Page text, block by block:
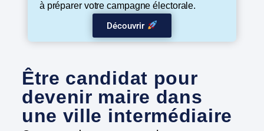
à préparer votre campagne électorale.
Découvrir
Être candidat pour
devenir maire dans
une ville intermédiaire